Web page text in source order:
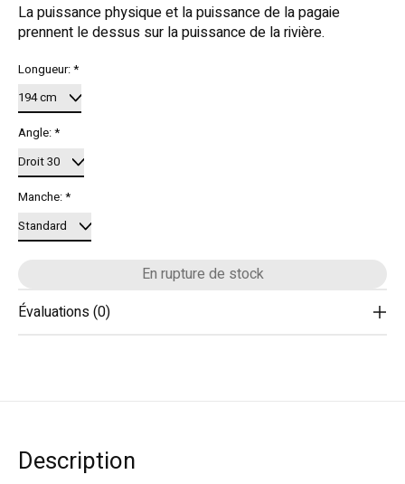
La puissance physique et la puissance de la pagaie
prennent le dessus sur la puissance de la rivière.
Longueur:*
Angle:*
Manche:*
En rupture de stock
Évaluations (0)
Description